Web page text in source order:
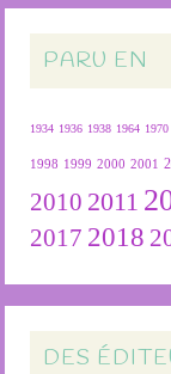
PARU EN
1934 1936 1938 1964 1970
1998 1999 2000 2001
2010 2011
2017 2018
DES